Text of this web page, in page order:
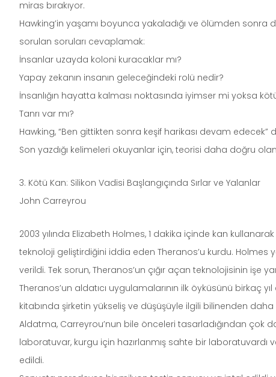
miras bırakıyor.
Hawking’in yaşamı boyunca yakaladığı ve ölümden
sorulan soruları cevaplamak:
İnsanlar uzayda koloni kuracaklar mı?
Yapay zekanın insanın geleceğindeki rolü nedir?
İnsanlığın hayatta kalması noktasında iyimser mi yoksa
Tanrı var mı?
Hawking, “Ben gittikten sonra keşif harikası devam edecek”
Son yazdığı kelimeleri okuyanlar için, teorisi daha doğru
3. Kötü Kan: Silikon Vadisi Başlangıçında Sırlar ve Yalanlar
John Carreyrou
2003 yılında Elizabeth Holmes, 1 dakika içinde kan
teknoloji geliştirdiğini iddia eden Theranos’u kurdu. Holmes
verildi. Tek sorun, Theranos’un çığır açan teknolojisinin işe
Theranos’un aldatıcı uygulamalarının ilk öyküsünü birkaç
kitabında şirketin yükseliş ve düşüşüyle ilgili bilinenden
Aldatma, Carreyrou’nun bile önceleri tasarladığından çok
laboratuvar, kurgu için hazırlanmış sahte bir laboratuvardı
edildi.